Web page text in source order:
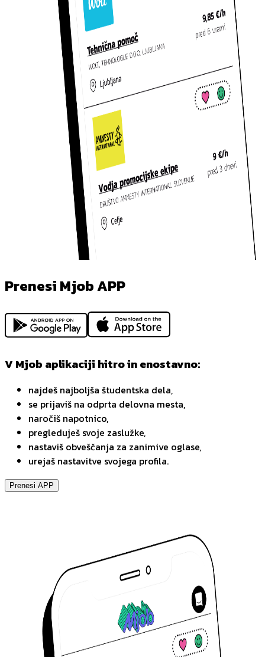
Prenesi Mjob APP
V Mjob aplikaciji hitro in enostavno:
najdeš najboljša študentska dela,
se prijaviš na odprta delovna mesta,
naročiš napotnico,
pregleduješ svoje zaslužke,
nastaviš obveščanja za zanimive oglase,
urejaš nastavitve svojega profila.
Prenesi APP